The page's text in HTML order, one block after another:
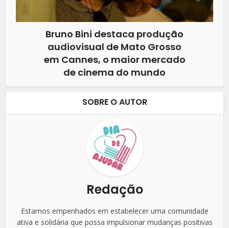
Bruno Bini destaca produção
audiovisual de Mato Grosso
em Cannes, o maior mercado
de cinema do mundo
SOBRE O AUTOR
Redação
Estamos empenhados em estabelecer uma comunidade
ativa e solidária que possa impulsionar mudanças positivas